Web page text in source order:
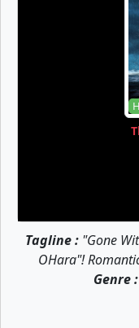
Tagline : "Gone
OHara"!
Genre :